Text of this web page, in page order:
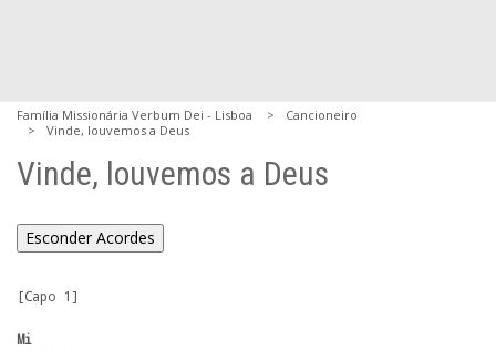
Família Missionária Verbum Dei - Lisboa
Cancioneiro
Vinde, louvemos a Deus
Vinde, louvemos a Deus
Esconder Acordes
[Capo 1]
Mi